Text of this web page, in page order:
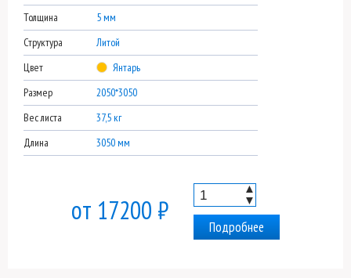
Толщина
5 мм
Структура
Литой
Цвет
Янтарь
Размер
2050*3050
Вес листа
37,5 кг
Длина
3050 мм
от 17200 ₽
▲
▼
Подробнее